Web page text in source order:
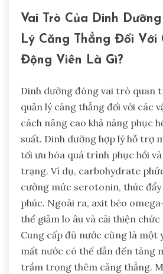
Vai Trò Của Dinh
Lý Căng Thẳng Đối Với
Động Viên Là Gì?
Dinh dưỡng đóng vai trò quan
quản lý căng thẳng đối với các
cách nâng cao khả năng phục
suất. Dinh dưỡng hợp lý hỗ trợ
tối ưu hóa quá trình phục hồi
trạng. Ví dụ, carbohydrate
cường mức serotonin, thúc đẩy
phúc. Ngoài ra, axit béo
thể giảm lo âu và cải thiện
Cung cấp đủ nước cũng là một
mất nước có thể dẫn đến tăng
trầm trọng thêm căng thẳng.